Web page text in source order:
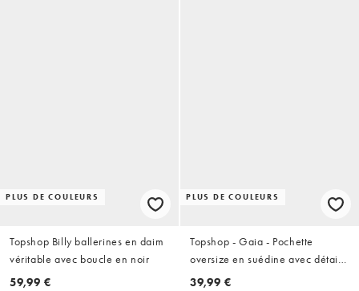
PLUS DE COULEURS
Topshop Billy ballerines en daim
véritable avec boucle en noir
59,99 €
PLUS DE COULEURS
Topshop - Gaia - Pochette
oversize en suédine avec détail
métallique - Rose clair
39,99 €